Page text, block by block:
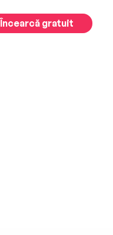
Încearcă gratuit